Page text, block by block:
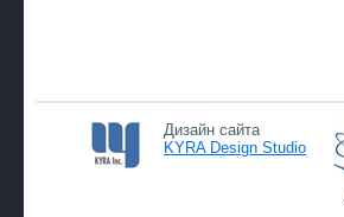
Дизайн сайта
KYRA Design Studio